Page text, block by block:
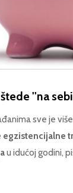
''na
sve je
egzistencijalne
u idućoj godini,